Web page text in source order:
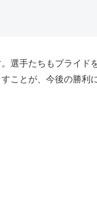
選手たちもプライド
ことが、今後の勝利